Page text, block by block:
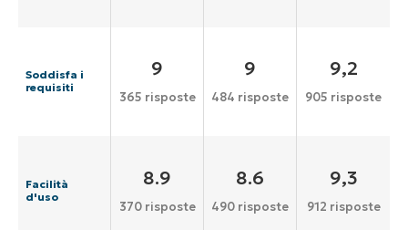
Soddisfa i
requisiti
9
365 risposte
9
484 risposte
9,2
905 risposte
Facilità
d'uso
8.9
370 risposte
8.6
490 risposte
9,3
912 risposte